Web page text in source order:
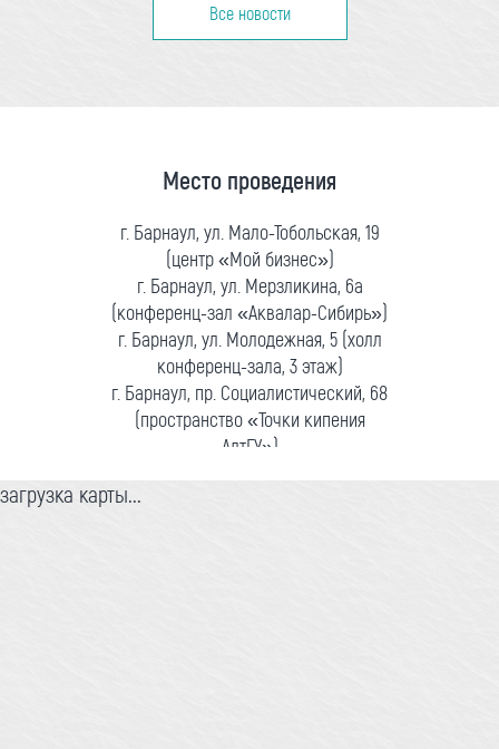
Все новости
Место проведения
г. Барнаул, ул. Мало-Тобольская, 19
(центр «Мой бизнес»)
г. Барнаул, ул. Мерзликина, 6а
(конференц-зал «Аквалар-Сибирь»)
г. Барнаул, ул. Молодежная, 5 (холл
конференц-зала, 3 этаж)
г. Барнаул, пр. Социалистический, 68
(пространство «Точки кипения
АлтГУ»)
загрузка карты...